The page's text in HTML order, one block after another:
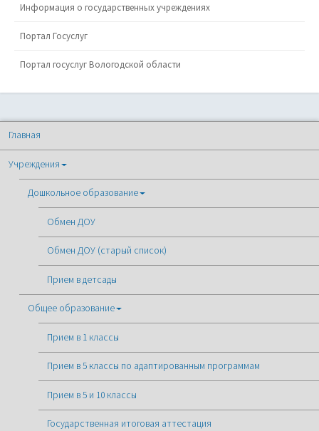
Информация о государственных учреждениях
Портал Госуслуг
Портал госуслуг Вологодской области
Главная
Учреждения
Дошкольное образование
Обмен ДОУ
Обмен ДОУ (старый список)
Прием в детсады
Общее образование
Прием в 1 классы
Прием в 5 классы по адаптированным программам
Прием в 5 и 10 классы
Государственная итоговая аттестация